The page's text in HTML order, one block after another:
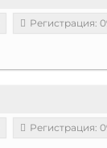
Регистрация:
Регистрация: